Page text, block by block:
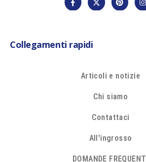
Collegamenti rapidi
Articoli e notizie
Chi siamo
Contattaci
All'ingrosso
DOMANDE FREQUENTI